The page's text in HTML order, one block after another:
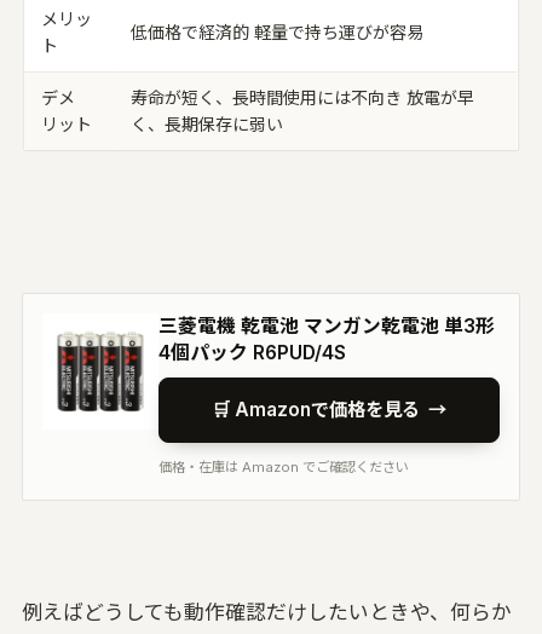
メリッ
ト
低価格で経済的 軽量で持ち運びが容易
デメ
リット
寿命が短く、長時間使用には不向き 放電が早
く、長期保存に弱い
三菱電機 乾電池 マンガン乾電池 単3形
4個パック R6PUD/4S
🛒 Amazonで価格を見る →
価格・在庫は Amazon でご確認ください
例えばどうしても動作確認だけしたいときや、何らか